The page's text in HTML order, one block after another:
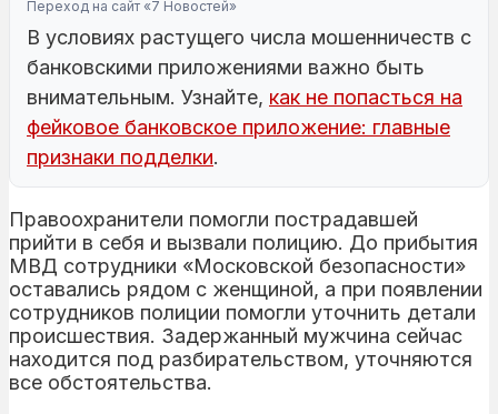
Переход на сайт «7 Новостей»
В условиях растущего числа мошенничеств с
банковскими приложениями важно быть
внимательным. Узнайте, как не попасться на
фейковое банковское приложение: главные
признаки подделки.
Правоохранители помогли пострадавшей
прийти в себя и вызвали полицию. До прибытия
МВД сотрудники «Московской безопасности»
оставались рядом с женщиной, а при появлении
сотрудников полиции помогли уточнить детали
происшествия. Задержанный мужчина сейчас
находится под разбирательством, уточняются
все обстоятельства.